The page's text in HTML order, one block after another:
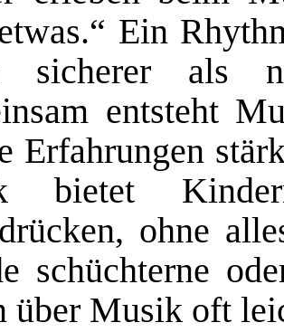
Ein
sicherer als
entsteht
Erfahrungen
bietet
ohne
schüchterne
über Musik oft